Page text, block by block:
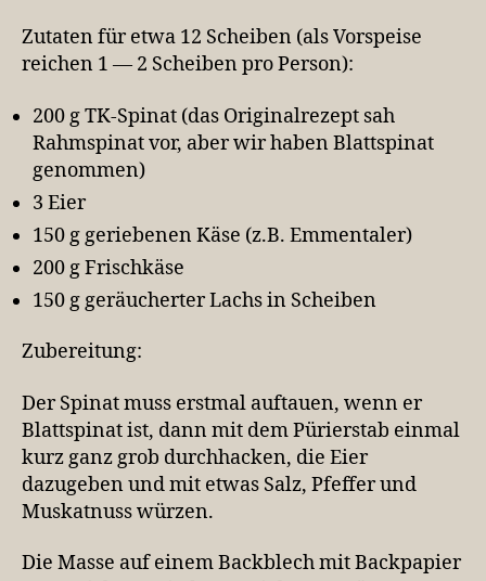
Zutaten für etwa 12 Scheiben (als Vorspeise
reichen 1 — 2 Scheiben pro Person):
200 g TK-Spinat (das Originalrezept sah
Rahmspinat vor, aber wir haben Blattspinat
genommen)
3 Eier
150 g geriebenen Käse (z.B. Emmentaler)
200 g Frischkäse
150 g geräucherter Lachs in Scheiben
Zubereitung:
Der Spinat muss erstmal auftauen, wenn er
Blattspinat ist, dann mit dem Pürierstab einmal
kurz ganz grob durchhacken, die Eier
dazugeben und mit etwas Salz, Pfeffer und
Muskatnuss würzen.
Die Masse auf einem Backblech mit Backpapier